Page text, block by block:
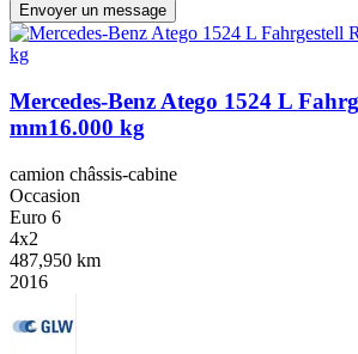
Envoyer un message
Mercedes-Benz Atego 1524 L
mm16.000 kg
camion châssis-cabine
Occasion
Euro 6
4x2
487,950 km
2016